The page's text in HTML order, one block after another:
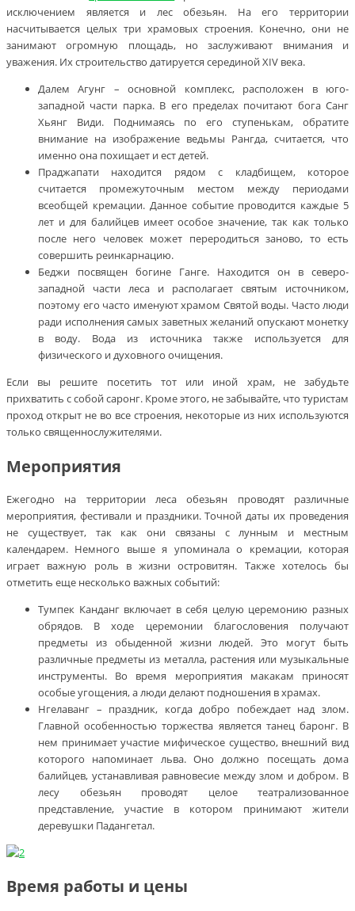
исключением является и лес обезьян. На его территории
насчитывается целых три храмовых строения. Конечно, они не
занимают огромную площадь, но заслуживают внимания и
уважения. Их строительство датируется серединой XIV века.
Далем Агунг – основной комплекс, расположен в юго-
западной части парка. В его пределах почитают бога Санг
Хьянг Види. Поднимаясь по его ступенькам, обратите
внимание на изображение ведьмы Рангда, считается, что
именно она похищает и ест детей.
Праджапати находится рядом с кладбищем, которое
считается промежуточным местом между периодами
всеобщей кремации. Данное событие проводится каждые 5
лет и для балийцев имеет особое значение, так как только
после него человек может переродиться заново, то есть
совершить реинкарнацию.
Беджи посвящен богине Ганге. Находится он в северо-
западной части леса и располагает святым источником,
поэтому его часто именуют храмом Святой воды. Часто люди
ради исполнения самых заветных желаний опускают монетку
в воду. Вода из источника также используется для
физического и духовного очищения.
Если вы решите посетить тот или иной храм, не забудьте
прихватить с собой саронг. Кроме этого, не забывайте, что туристам
проход открыт не во все строения, некоторые из них используются
только священнослужителями.
Мероприятия
Ежегодно на территории леса обезьян проводят различные
мероприятия, фестивали и праздники. Точной даты их проведения
не существует, так как они связаны с лунным и местным
календарем. Немного выше я упоминала о кремации, которая
играет важную роль в жизни островитян. Также хотелось бы
отметить еще несколько важных событий:
Тумпек Канданг включает в себя целую церемонию разных
обрядов. В ходе церемонии благословения получают
предметы из обыденной жизни людей. Это могут быть
различные предметы из металла, растения или музыкальные
инструменты. Во время мероприятия макакам приносят
особые угощения, а люди делают подношения в храмах.
Нгелаванг – праздник, когда добро побеждает над злом.
Главной особенностью торжества является танец баронг. В
нем принимает участие мифическое существо, внешний вид
которого напоминает льва. Оно должно посещать дома
балийцев, устанавливая равновесие между злом и добром. В
лесу обезьян проводят целое театрализованное
представление, участие в котором принимают жители
деревушки Падангетал.
Время работы и цены